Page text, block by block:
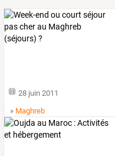
28 juin 2011
» Maghreb